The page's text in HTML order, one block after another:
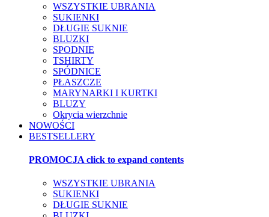
WSZYSTKIE UBRANIA
SUKIENKI
DŁUGIE SUKNIE
BLUZKI
SPODNIE
TSHIRTY
SPÓDNICE
PŁASZCZE
MARYNARKI I KURTKI
BLUZY
Okrycia wierzchnie
NOWOŚCI
BESTSELLERY
PROMOCJA click to expand contents
WSZYSTKIE UBRANIA
SUKIENKI
DŁUGIE SUKNIE